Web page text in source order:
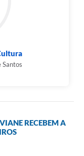
Santos
RECEBEM A